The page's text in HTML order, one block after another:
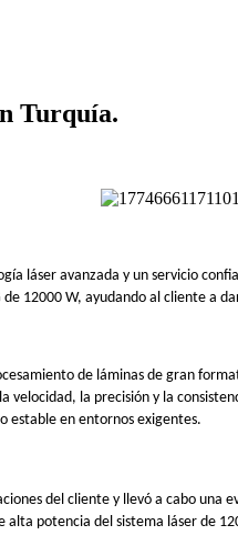
Turquía.
láser avanzada y un servicio
12000 W, ayudando al cliente a
de láminas de gran
la precisión y la
estable en entornos exigentes.
del cliente y llevó a cabo
potencia del sistema láser de